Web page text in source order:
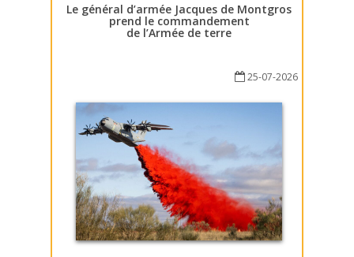
Le général d’armée Jacques de Montgros
prend le commandement
de l’Armée de terre
25-07-2026